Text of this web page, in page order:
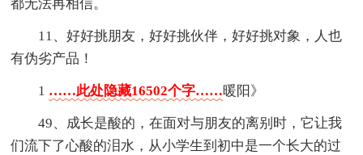
都无法再相信。
11、好好挑朋友，好好挑伙伴，好好挑对象，人也
有伪劣产品！
1 ……此处隐藏16502个字……暖阳》
49、成长是酸的，在面对与朋友的离别时，它让我
们流下了心酸的泪水，从小学生到初中是一个长大的过